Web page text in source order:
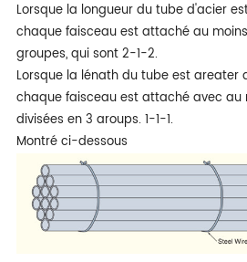
Lorsque la longueur du tube d'acier
chaque faisceau est attaché au
groupes, qui sont 2-1-2.
Lorsque la lénath du tube est areater
chaque faisceau est attaché avec au
divisées en 3 aroups. 1-1-1.
Montré ci-dessous